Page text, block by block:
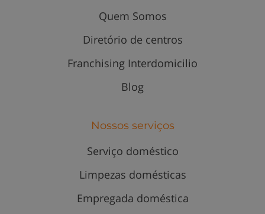
Quem Somos
Diretório de centros
Franchising Interdomicilio
Blog
Nossos serviços
Serviço doméstico
Limpezas domésticas
Empregada doméstica